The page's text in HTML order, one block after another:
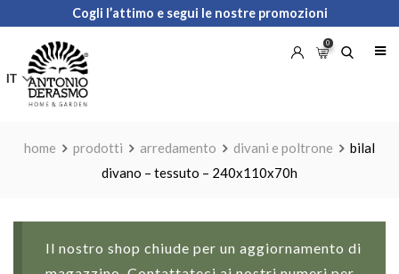
content
Cogli l’attimo e segui le nostre promozioni
IT
0
home prodotti arredamento divani e poltrone
bilal
divano – tessuto – 240x110x70h
Il nostro shop chiude per un aggiornamento di